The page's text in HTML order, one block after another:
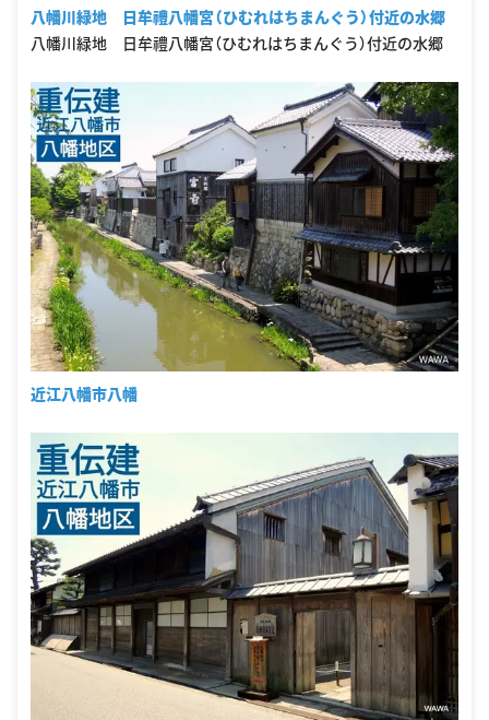
八幡川緑地 日牟禮八幡宮（ひむれはちまんぐう）付近の水郷
八幡川緑地 日牟禮八幡宮（ひむれはちまんぐう）付近の水郷
近江八幡市八幡